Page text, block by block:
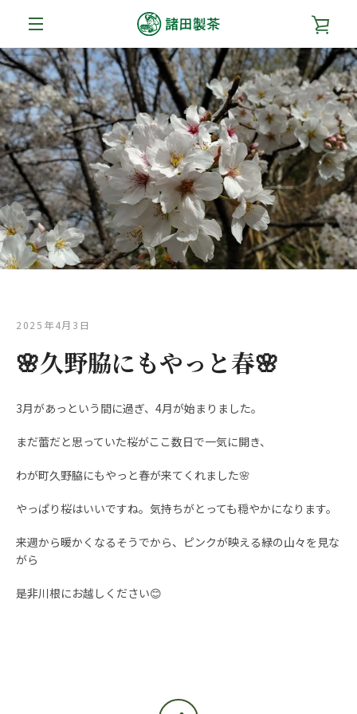
テ
ン
ツ
に
ス
キ
ッ
プ
す
る
ニ
ュ
ー
ー
ト
を
見
る
2025年4月3日
🌸久野脇にもやっと春🌸
3月があっという間に過ぎ、4月が始まりました。
まだ蕾だと思っていた桜がここ数日で一気に開き、
わが町久野脇にもやっと春が来てくれました🌸
やっぱり桜はいいですね。気持ちがとっても穏やかになります。
来週から暖かくなるそうでから、ピンクが映える緑の山々を見な
がら
是非川根にお越しください😊